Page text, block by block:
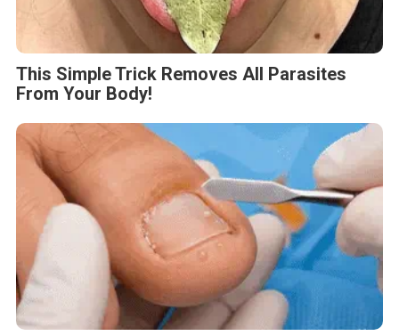
This Simple Trick Removes All Parasites
From Your Body!